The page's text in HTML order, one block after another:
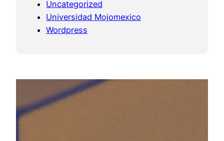
Uncategorized
Universidad Mojomexico
Wordpress